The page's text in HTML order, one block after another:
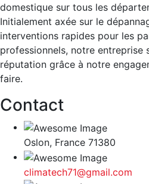
domestique sur tous les
Initialement axée sur le
interventions rapides pour les
professionnels, notre entreprise
réputation grâce à notre
faire.
Contact
Oslon, France 71380
climatech71@gmail.com